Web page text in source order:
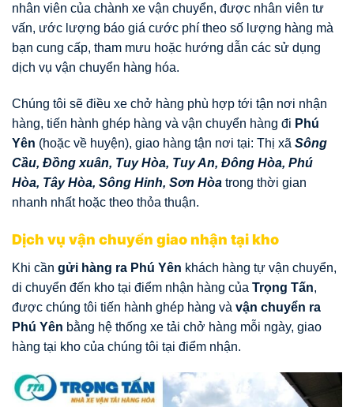
nhân viên của chành xe vận chuyển, được nhân viên tư
vấn, ước lượng báo giá cước phí theo số lượng hàng mà
bạn cung cấp, tham mưu hoặc hướng dẫn các sử dụng
dịch vụ vận chuyển hàng hóa.
Chúng tôi sẽ điều xe chở hàng phù hợp tới tận nơi nhận
hàng, tiến hành ghép hàng và vận chuyển hàng đi Phú
Yên (hoặc về huyện), giao hàng tận nơi tại: Thị xã Sông
Cầu, Đồng xuân, Tuy Hòa, Tuy An, Đông Hòa, Phú
Hòa, Tây Hòa, Sông Hinh, Sơn Hòa trong thời gian
nhanh nhất hoặc theo thỏa thuận.
Dịch vụ vận chuyển giao nhận tại kho
Khi cần gửi hàng ra Phú Yên khách hàng tự vận chuyển,
di chuyển đến kho tại điểm nhận hàng của Trọng Tấn,
được chúng tôi tiến hành ghép hàng và vận chuyển ra
Phú Yên bằng hệ thống xe tải chở hàng mỗi ngày, giao
hàng tại kho của chúng tôi tại điểm nhận.